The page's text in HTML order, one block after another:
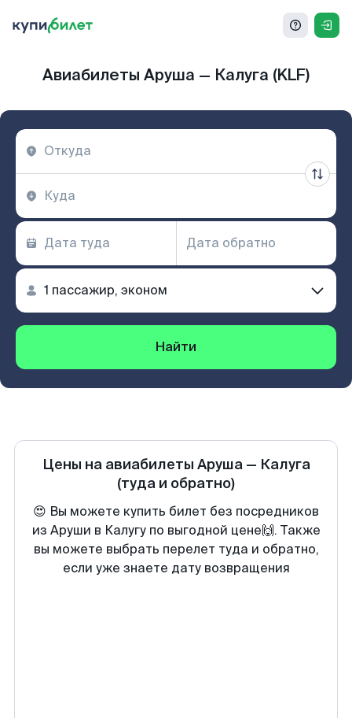
Авиабилеты Аруша — Калуга (KLF)
Найти
Цены на авиабилеты Аруша— Калуга
(туда и обратно)
😍 Вы можете купить билет без посредников
из Аруши в Калугу по выгодной цене🙌. Также
вы можете выбрать перелет туда и обратно,
если уже знаете дату возвращения